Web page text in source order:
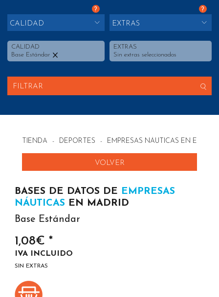
?
CALIDAD
CALIDAD
Base Estándar
?
EXTRAS
EXTRAS
Sin extras seleccionados
FILTRAR
TIENDA - DEPORTES - EMPRESAS NÁUTICAS EN ESPAÑA
VOLVER
BASES DE DATOS DE EMPRESAS
NÁUTICAS EN MADRID
Base Estándar
1,08€ *
IVA INCLUIDO
SIN EXTRAS